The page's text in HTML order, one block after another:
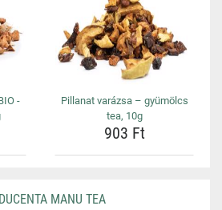
-
Pillanat varázsa – gyümölcs
tea, 10g
903 Ft
MANU TEA